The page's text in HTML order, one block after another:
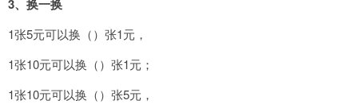
3、换一换
1张5元可以换（）张1元，
1张10元可以换（）张1元；
1张10元可以换（）张5元，